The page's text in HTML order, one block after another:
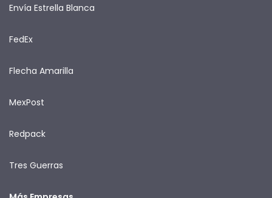
Envía Estrella Blanca
FedEx
Flecha Amarilla
MexPost
Redpack
Tres Guerras